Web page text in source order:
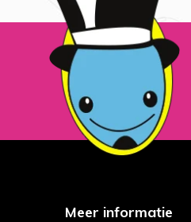
Meer informatie